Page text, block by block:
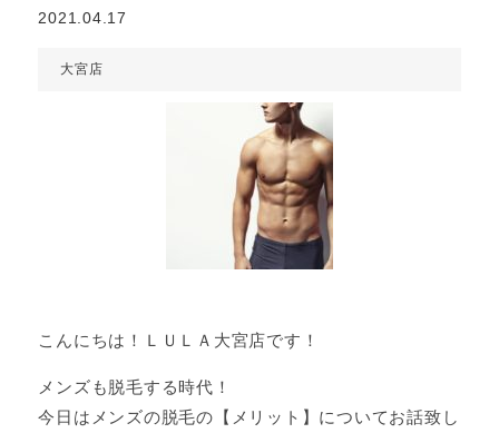
2021.04.17
大宮店
こんにちは！ＬＵＬＡ大宮店です！
メンズも脱毛する時代！
今日はメンズの脱毛の【メリット】についてお話致し